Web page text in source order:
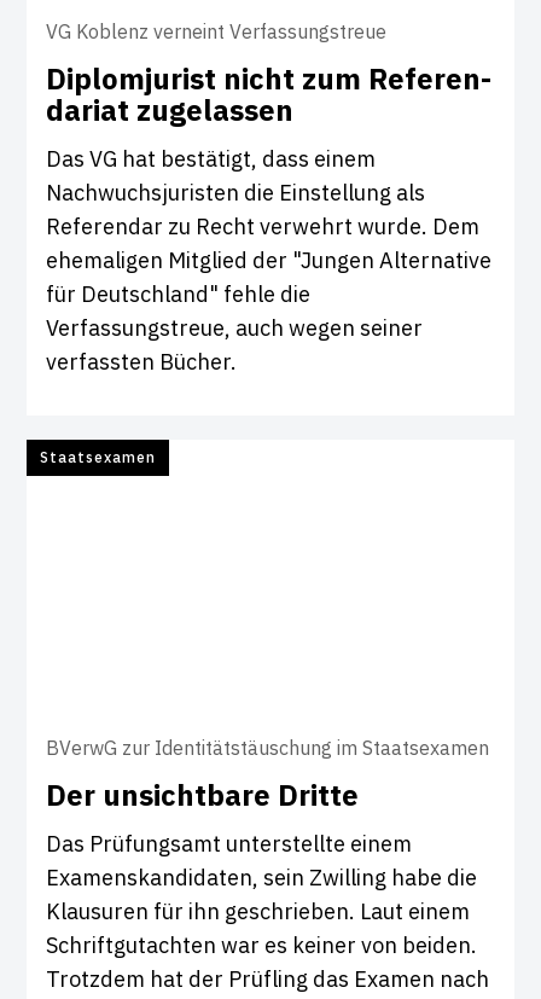
VG Koblenz verneint Verfassungstreue
Dip­lom­ju­rist nicht zum Refe­ren­
da­riat zuge­lassen
Das VG hat bestätigt, dass einem
Nachwuchsjuristen die Einstellung als
Referendar zu Recht verwehrt wurde. Dem
ehemaligen Mitglied der "Jungen Alternative
für Deutschland" fehle die
Verfassungstreue, auch wegen seiner
verfassten Bücher.
Staatsexamen
BVerwG zur Identitätstäuschung im Staatsexamen
Der unsicht­bare Dritte
Das Prüfungsamt unterstellte einem
Examenskandidaten, sein Zwilling habe die
Klausuren für ihn geschrieben. Laut einem
Schriftgutachten war es keiner von beiden.
Trotzdem hat der Prüfling das Examen nach